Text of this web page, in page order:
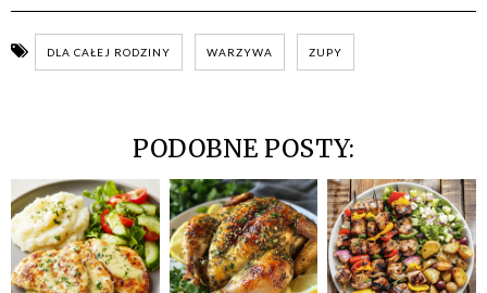
DLA CAŁEJ RODZINY WARZYWA ZUPY
PODOBNE POSTY: